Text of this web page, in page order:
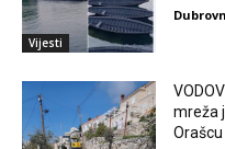
Vijesti
mreža
Orašcu